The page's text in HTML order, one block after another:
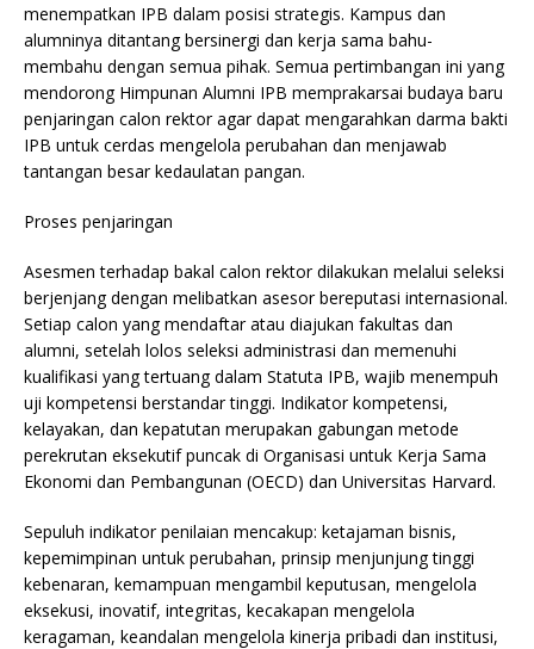
menempatkan IPB dalam posisi strategis. Kampus dan
alumninya ditantang bersinergi dan kerja sama bahu-
membahu dengan semua pihak. Semua pertimbangan ini yang
mendorong Himpunan Alumni IPB memprakarsai budaya baru
penjaringan calon rektor agar dapat mengarahkan darma bakti
IPB untuk cerdas mengelola perubahan dan menjawab
tantangan besar kedaulatan pangan.
Proses penjaringan
Asesmen terhadap bakal calon rektor dilakukan melalui seleksi
berjenjang dengan melibatkan asesor bereputasi internasional.
Setiap calon yang mendaftar atau diajukan fakultas dan
alumni, setelah lolos seleksi administrasi dan memenuhi
kualifikasi yang tertuang dalam Statuta IPB, wajib menempuh
uji kompetensi berstandar tinggi. Indikator kompetensi,
kelayakan, dan kepatutan merupakan gabungan metode
perekrutan eksekutif puncak di Organisasi untuk Kerja Sama
Ekonomi dan Pembangunan (OECD) dan Universitas Harvard.
Sepuluh indikator penilaian mencakup: ketajaman bisnis,
kepemimpinan untuk perubahan, prinsip menjunjung tinggi
kebenaran, kemampuan mengambil keputusan, mengelola
eksekusi, inovatif, integritas, kecakapan mengelola
keragaman, keandalan mengelola kinerja pribadi dan institusi,